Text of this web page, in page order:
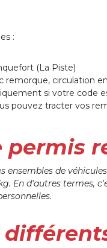
:
(La Piste)
circulation
si votre code
pouvez tracter vos
permis
ensembles de
En d'autres